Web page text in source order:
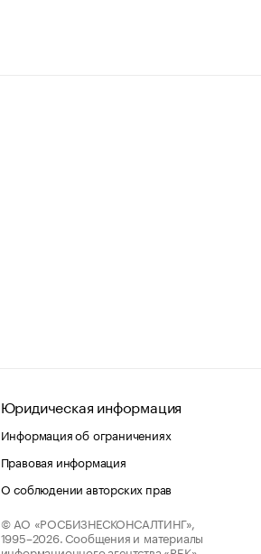
Юридическая информация
Информация об ограничениях
Правовая информация
О соблюдении авторских прав
© АО «РОСБИЗНЕСКОНСАЛТИНГ»,
1995–2026. Сообщения и материалы